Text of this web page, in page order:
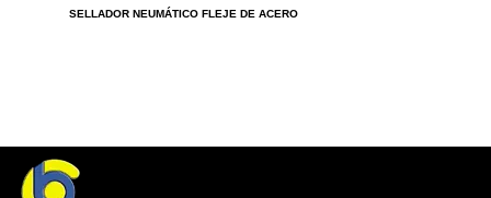
SELLADOR NEUMÁTICO FLEJE DE ACERO